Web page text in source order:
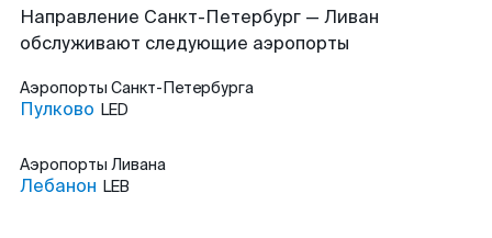
Направление Санкт-Петербург — Ливан
обслуживают следующие аэропорты
Аэропорты Санкт-Петербурга
Пулково LED
Аэропорты Ливана
Лебанон LEB